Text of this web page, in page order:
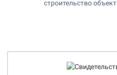
строительство